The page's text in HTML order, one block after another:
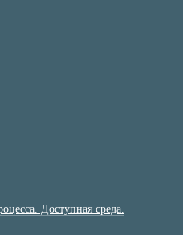
Доступная среда.